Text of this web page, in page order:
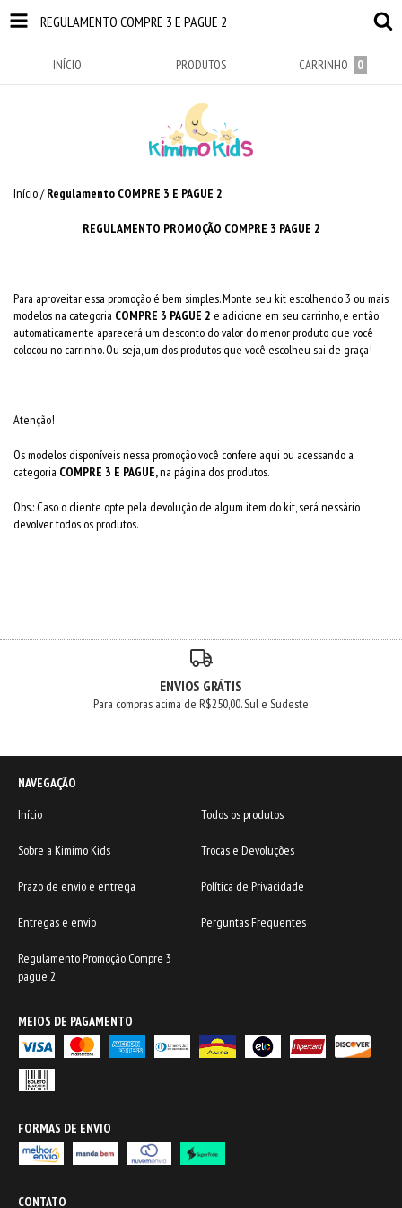
REGULAMENTO COMPRE 3 E PAGUE 2
INÍCIO PRODUTOS CARRINHO 0
Início/ Regulamento COMPRE 3 E PAGUE 2
REGULAMENTO PROMOÇÃO COMPRE 3 PAGUE 2
Para aproveitar essa promoção é bem simples. Monte seu kit escolhendo 3 ou mais
modelos na categoria COMPRE 3 PAGUE 2 e adicione em seu carrinho, e então
automaticamente aparecerá um desconto do valor do menor produto que você
colocou no carrinho. Ou seja, um dos produtos que você escolheu sai de graça!
Atenção!
Os modelos disponíveis nessa promoção você confere aqui ou acessando a
categoria COMPRE 3 E PAGUE,na página dos produtos.
Obs.: Caso o cliente opte pela devolução de algum item do kit, será nessário
devolver todos os produtos.
ENVIOS GRÁTIS
Para compras acima de R$250,00. Sul e Sudeste
NAVEGAÇÃO
Início
Todos os produtos
Sobre a Kimimo Kids Trocas e Devoluções
Prazo de envio e entrega Política de Privacidade
Entregas e envio Perguntas Frequentes
Regulamento Promoção Compre 3
pague 2
MEIOS DE PAGAMENTO
FORMAS DE ENVIO
CONTATO